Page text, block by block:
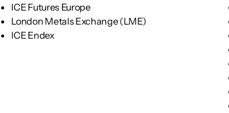
ICE Futures Europe
London Metals Exchange (LME)
ICE Endex